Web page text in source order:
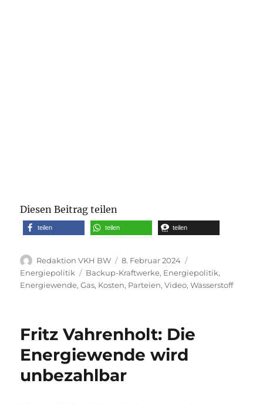
Diesen Beitrag teilen
teilen teilen teilen
Autor
Redaktion VKH BW
Veröffentlicht
am
8. Februar 2024
Energiepolitik
Schlagwörter
Backup-Kraftwerke, Energiepolitik,
Energiewende,Gas, Kosten, Parteien,Video,Wasserstoff
Fritz Vahrenholt: Die
Energiewende wird
unbezahlbar